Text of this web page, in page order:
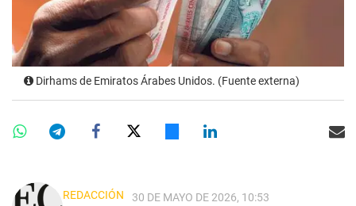
Dirhams de Emiratos Árabes Unidos. (Fuente externa)
REDACCIÓN 30 DE MAYO DE 2026, 10:53